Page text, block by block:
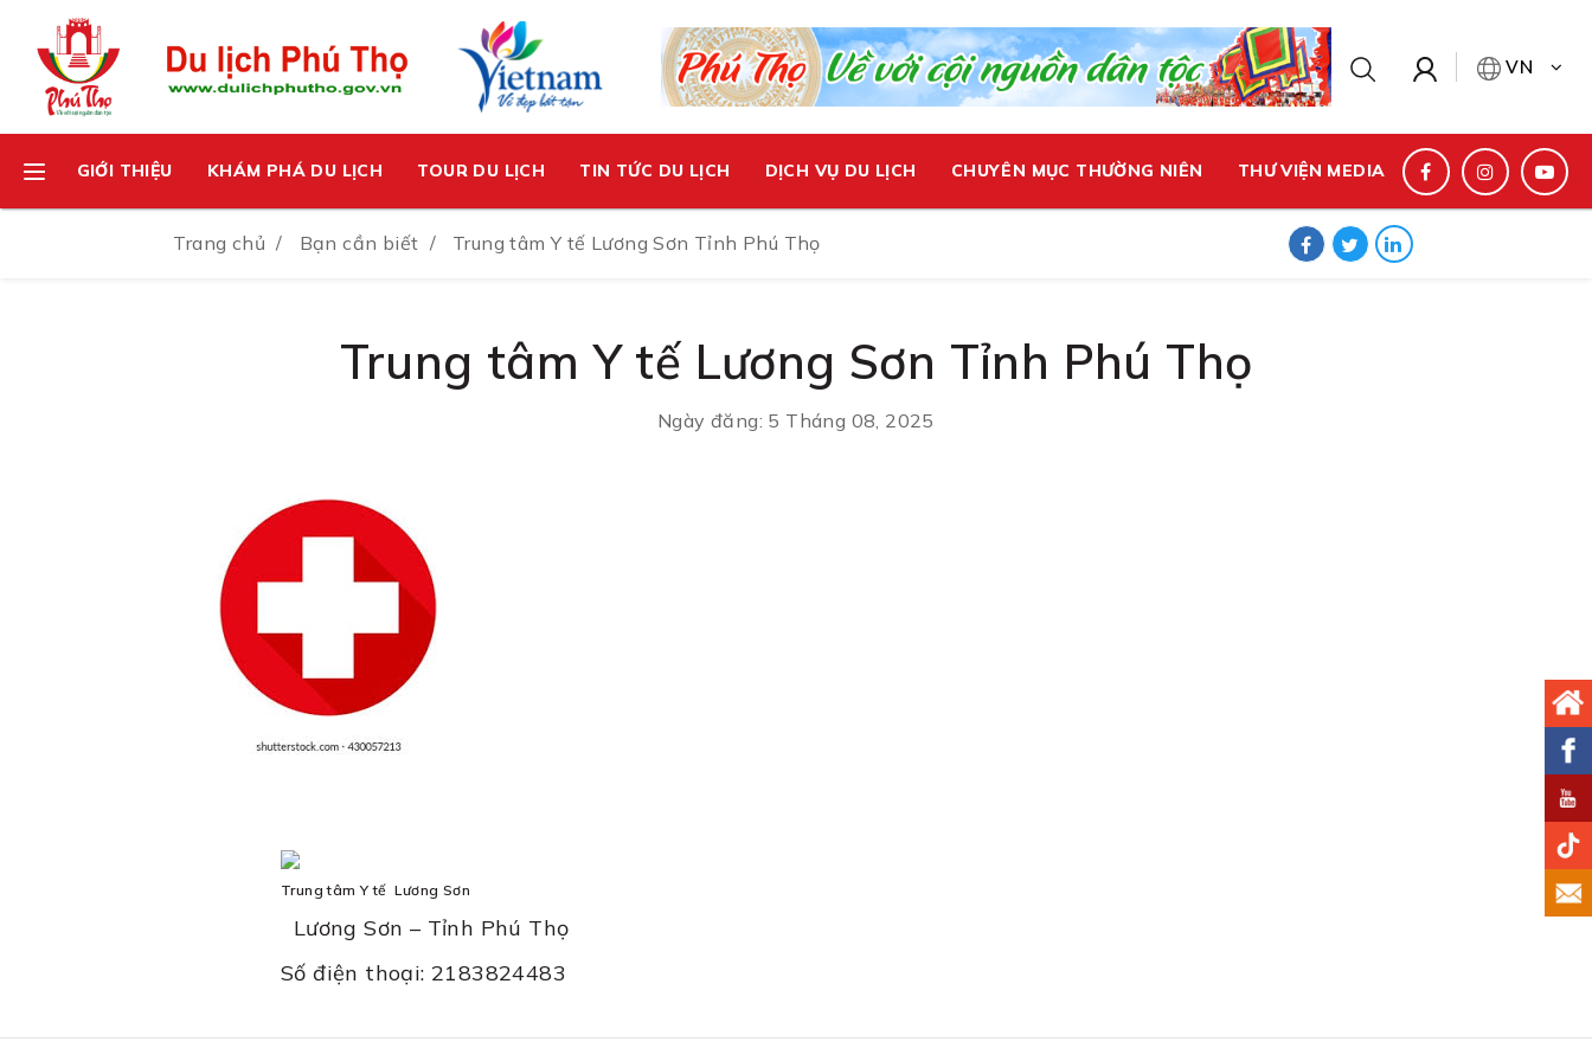
VN
GIỚI THIỆU KHÁM PHÁ DU LỊCH TOUR DU LỊCH TIN TỨC DU LỊCH DỊCH VỤ DU LỊCH CHUYÊN MỤC THƯỜNG NIÊN THƯ VIỆN MEDIA
Trang chủ Bạn cần biết Trung tâm Y tế Lương Sơn Tỉnh Phú Thọ
Trung tâm Y tế Lương Sơn Tỉnh Phú Thọ
Ngày đăng: 5 Tháng 08, 2025
Trung tâm Y tế Lương Sơn
Lương Sơn – Tỉnh Phú Thọ
Số điện thoại: 2183824483